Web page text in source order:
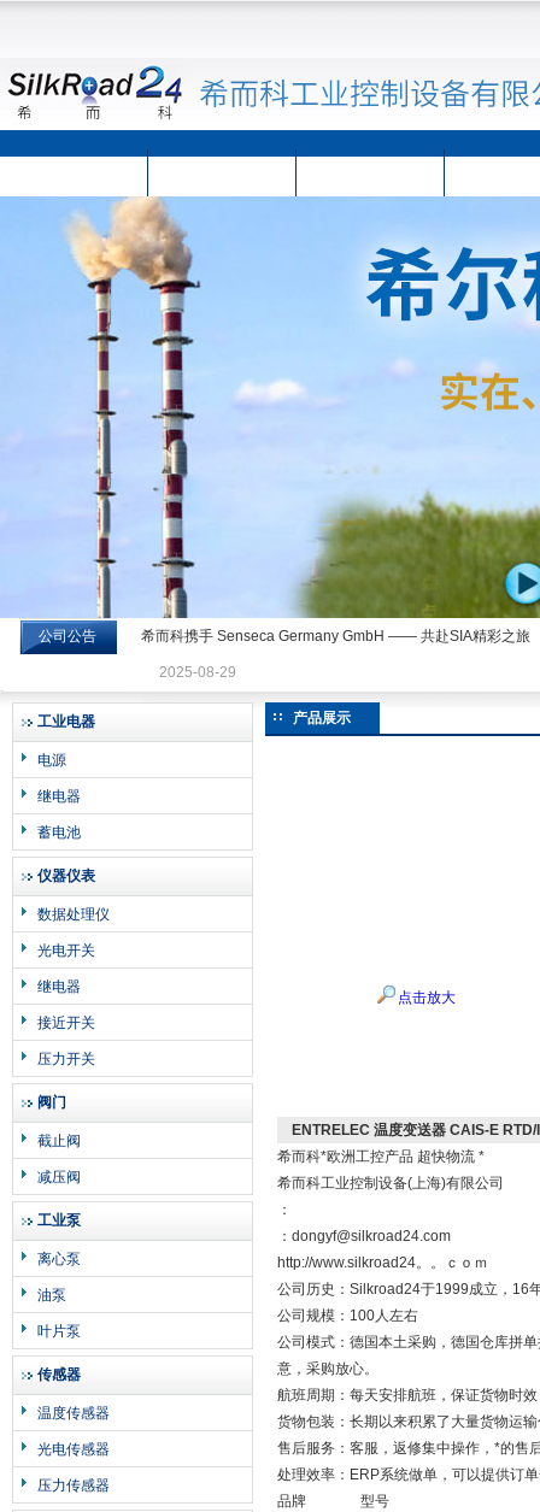
希而科工业控制设备有限公司
公司公告 希而科携手 Senseca Germany GmbH —— 共赴SIA精彩之旅
2025-08-29
工业电器
电源
继电器
蓄电池
仪器仪表
数据处理仪
光电开关
继电器
接近开关
压力开关
阀门
截止阀
减压阀
工业泵
离心泵
油泵
叶片泵
传感器
温度传感器
光电传感器
压力传感器
产品展示
点击放大
ENTRELEC 温度变送器 CAIS-E
希而科*欧洲工控产品 超快物流 *
希而科工业控制设备(上海)有限公司
：
：dongyf@silkroad24.com
http://www.silkroad24。。ｃｏｍ
公司历史：Silkroad24于1999成立，16
公司规模：100人左右
公司模式：德国本土采购，德国仓库拼
意，采购放心。
航班周期：每天安排航班，保证货物时
货物包装：长期以来积累了大量货物运
售后服务：客服，返修集中操作，*的售
处理效率：ERP系统做单，可以提供订
品牌 型号